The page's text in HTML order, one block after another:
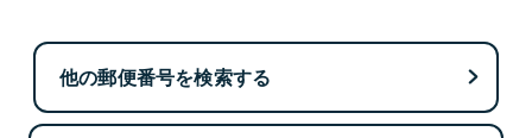
他の郵便番号を検索する